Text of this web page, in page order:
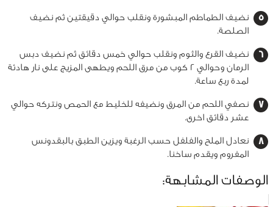
نضيف الطماطم المبشورة ونقلب حوالي دقيقتين ثم نضيف
الصلصة.
نضيف القرع والثوم ونقلب حوالي خمس دقائق ثم نضيف دبس
الرمان وحوالي 2 كوب من مرق اللحم ويطهى المزيج على نار هادئة
لمدة ربع ساعة.
نصفي اللحم من المرق ونضيفه للخليط مع الحمص ونتركه حوالي
عشر دقائق اخرى.
نعادل الملح والفلفل حسب الرغبة ويزين الطبق بالبقدونس
المفروم ويقدم ساخنا.
الوصفات المشابهة: